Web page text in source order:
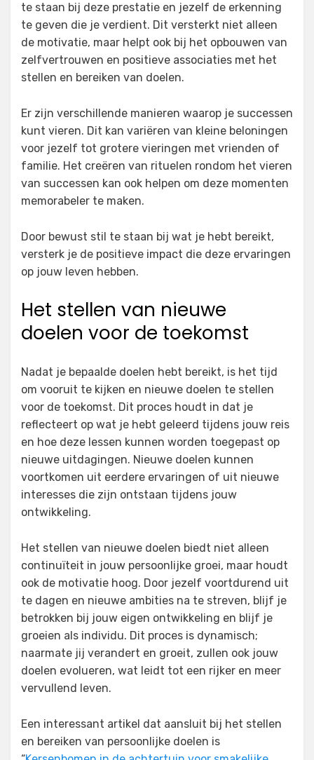
te staan bij deze prestatie en jezelf de erkenning
te geven die je verdient. Dit versterkt niet alleen
de motivatie, maar helpt ook bij het opbouwen van
zelfvertrouwen en positieve associaties met het
stellen en bereiken van doelen.
Er zijn verschillende manieren waarop je successen
kunt vieren. Dit kan variëren van kleine beloningen
voor jezelf tot grotere vieringen met vrienden of
familie. Het creëren van rituelen rondom het vieren
van successen kan ook helpen om deze momenten
memorabeler te maken.
Door bewust stil te staan bij wat je hebt bereikt,
versterk je de positieve impact die deze ervaringen
op jouw leven hebben.
Het stellen van nieuwe
doelen voor de toekomst
Nadat je bepaalde doelen hebt bereikt, is het tijd
om vooruit te kijken en nieuwe doelen te stellen
voor de toekomst. Dit proces houdt in dat je
reflecteert op wat je hebt geleerd tijdens jouw reis
en hoe deze lessen kunnen worden toegepast op
nieuwe uitdagingen. Nieuwe doelen kunnen
voortkomen uit eerdere ervaringen of uit nieuwe
interesses die zijn ontstaan tijdens jouw
ontwikkeling.
Het stellen van nieuwe doelen biedt niet alleen
continuïteit in jouw persoonlijke groei, maar houdt
ook de motivatie hoog. Door jezelf voortdurend uit
te dagen en nieuwe ambities na te streven, blijf je
betrokken bij jouw eigen ontwikkeling en blijf je
groeien als individu. Dit proces is dynamisch;
naarmate jij verandert en groeit, zullen ook jouw
doelen evolueren, wat leidt tot een rijker en meer
vervullend leven.
Een interessant artikel dat aansluit bij het stellen
en bereiken van persoonlijke doelen is